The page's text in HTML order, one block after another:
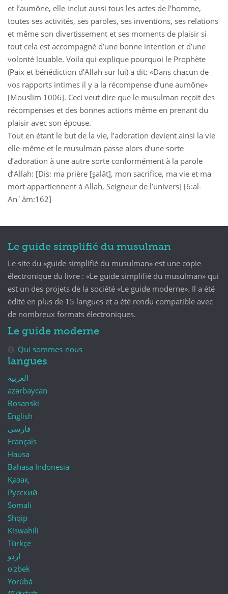
et l’aumône, elle inclut aussi tous les actes de l’homme,
toutes ses activités, ses paroles, ses inventions, ses relations
et même son divertissement et ses moments de plaisir si
tout cela est accompagné d’une bonne intention et d’une
volonté louable. Voila qui explique pourquoi le Prophète
(Paix et bénédiction d’Allah sur lui) a dit: «Dans chacun de
vos rapports intimes il y a la récompense d’une aumône»
[Mouslim 1006]. Ceci veut dire que le musulman reçoit des
récompenses et des bonnes actions même en prenant du
plaisir avec son épouse.
Tout en étant le but de la vie, l’adoration devient ainsi la vie
elle-même et le musulman passe alors d’une sorte
d’adoration à une autre sorte conformément à la parole
d’Allah: [Dis: ma prière [şalât], mon sacrifice, ma vie et ma
mort appartiennent à Allah, Seigneur de l’univers] [6:al-
An`âm:162]
Le guide simplifié du musulman
Le site du «guide simplifié du musulman» est une copie
électronique du livre : «Le guide simplifié du musulman» qui
est un des projets de la société «Le guide moderne». Il a été
édité en plus de 15 langues et a été rendu compatible avec
de nombreux formats électroniques.
Le guide moderne
Qui sommes-nous
langues
العربية
azərbaycan
Bosanski
English
فارسی
Français
Hausa
Bahasa Indonesia
Қазақ
Русский
Somali
Shqip
Kiswahili
Türkçe
اردو
o'zbek
Yorùbá